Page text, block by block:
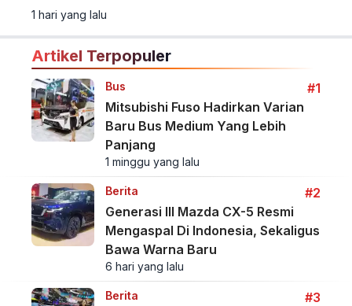
1 hari yang lalu
Artikel Terpopuler
Bus
#1
Mitsubishi Fuso Hadirkan Varian
Baru Bus Medium Yang Lebih
Panjang
1 minggu yang lalu
Berita
#2
Generasi III Mazda CX-5 Resmi
Mengaspal Di Indonesia, Sekaligus
Bawa Warna Baru
6 hari yang lalu
Berita
#3